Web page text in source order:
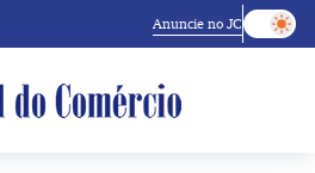
Anuncie no JC